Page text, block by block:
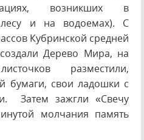
возникших в
и на водоемах). С
Кубринской средней
Дерево Мира, на
разместили,
бумаги, свои ладошки с
Затем зажгли «Свечу
молчания память